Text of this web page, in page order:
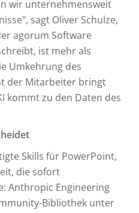
wir unternehmensweit
sagt Oliver Schulze,
agorum Software
ist mehr als
Umkehrung des
der Mitarbeiter bringt
kommt zu den Daten des
Skills für PowerPoint,
die sofort
Anthropic Engineering
Bibliothek unter